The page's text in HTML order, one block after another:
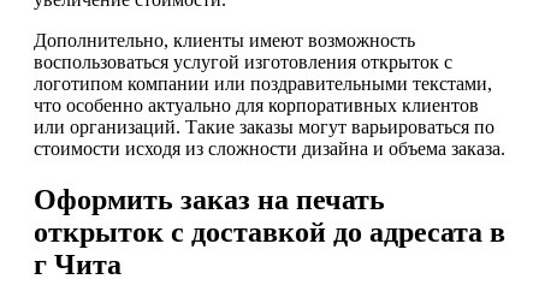
Дополнительно, клиенты имеют возможность
воспользоваться услугой изготовления открыток с
логотипом компании или поздравительными текстами,
что особенно актуально для корпоративных клиентов
или организаций. Такие заказы могут варьироваться по
стоимости исходя из сложности дизайна и объема заказа.
Оформить заказ на печать
открыток с доставкой до адресата в
г Чита